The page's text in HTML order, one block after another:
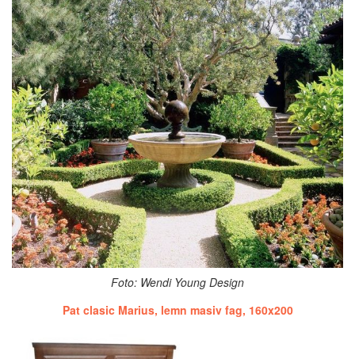
Foto: Wendi Young Design
Pat clasic Marius, lemn masiv fag, 160x200